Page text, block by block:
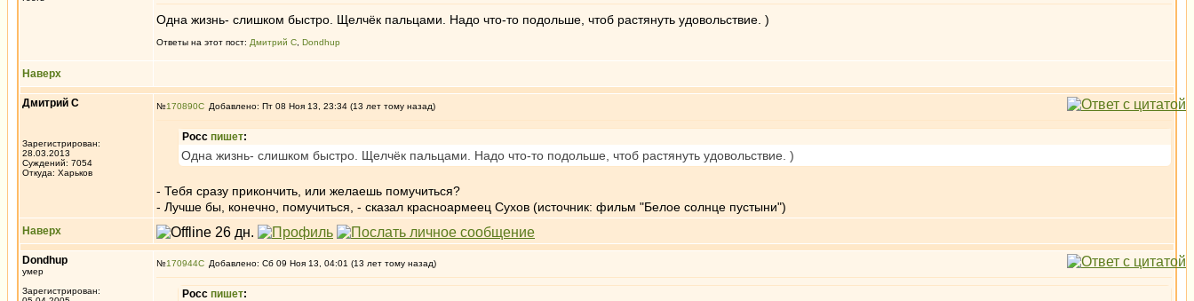
Одна жизнь- слишком быстро. Щелчёк пальцами. Надо что-то подольше, чтоб растянуть удовольствие. )
Ответы на этот пост: Дмитрий С Dondhup
Наверх
Дмитрий С
Зарегистрирован:
28.03.2013
Суждений: 7054
Откуда: Харьков
№170890 Добавлено: Пт 08 Ноя 13, 23:34 (13 лет тому назад)
Росс пишет:
Одна жизнь- слишком быстро. Щелчёк пальцами. Надо что-то подольше, чтоб растянуть удовольствие. )
- Тебя сразу прикончить, или желаешь помучиться?
- Лучше бы, конечно, помучиться, - сказал красноармеец Сухов (источник: фильм "Белое солнце пустыни")
Наверх
Dondhup
умер
Зарегистрирован:
№170944 Добавлено: Сб 09 Ноя 13, 04:01 (13 лет тому назад)
Росс пишет: